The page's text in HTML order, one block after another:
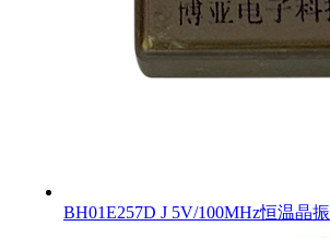
BH01E257D J 5V/100MHz恒温晶振